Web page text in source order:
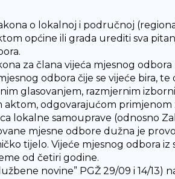
o lokalnoj i područnoj
općine ili grada urediti sva
za člana vijeća mjesnog
odbora čije se vijeće bira, te
glasovanjem, razmjernim
odgovarajućom
lokalne samouprave (odnosno
mjesne odbore dužna je
tijelo. Vijeće mjesnog odbora iz
od četiri godine.
novine” PGŽ 29/09 i 14/13)